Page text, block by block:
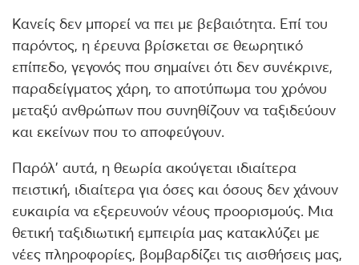
Κανείς δεν μπορεί να πει με βεβαιότητα. Επί του
παρόντος, η έρευνα βρίσκεται σε θεωρητικό
επίπεδο, γεγονός που σημαίνει ότι δεν συνέκρινε,
παραδείγματος χάρη, το αποτύπωμα του χρόνου
μεταξύ ανθρώπων που συνηθίζουν να ταξιδεύουν
και εκείνων που το αποφεύγουν.
Παρόλ’ αυτά, η θεωρία ακούγεται ιδιαίτερα
πειστική, ιδιαίτερα για όσες και όσους δεν χάνουν
ευκαιρία να εξερευνούν νέους προορισμούς. Μια
θετική ταξιδιωτική εμπειρία μας κατακλύζει με
νέες πληροφορίες, βομβαρδίζει τις αισθήσεις μας,